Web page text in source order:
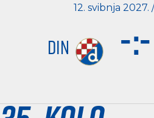
12. svibnja 2027.
DIN -:-